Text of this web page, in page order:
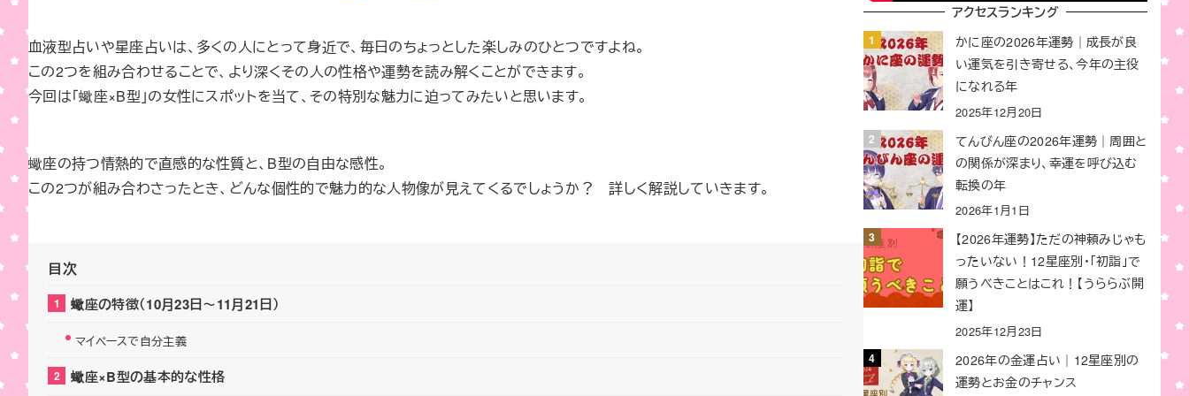
c
e
b
o
k
e p
y
Li
血液型占いや星座占いは、多くの人にとって身近で、毎日のちょっとした楽しみのひとつですよね。
この2つを組み合わせることで、より深くその人の性格や運勢を読み解くことができます。
今回は「蠍座×B型」の女性にスポットを当て、その特別な魅力に迫ってみたいと思います。
蠍座の持つ情熱的で直感的な性質と、B型の自由な感性。
この2つが組み合わさったとき、どんな個性的で魅力的な人物像が見えてくるでしょうか？ 詳しく解説していきます。
目次
蠍座の特徴（10月23日～11月21日）
マイペースで自分主義
蠍座×B型の基本的な性格
アクセスランキング
かに座の2026年運勢｜成長が良
い運気を引き寄せる、今年の主役
になれる年
2025年12月20日
てんびん座の2026年運勢｜周囲と
の関係が深まり、幸運を呼び込む
転換の年
2026年1月1日
【2026年運勢】ただの神頼みじゃも
ったいない！12星座別・「初詣」で
願うべきことはこれ！【うららぶ開
運】
2025年12月23日
2026年の金運占い｜12星座別の
運勢とお金のチャンス